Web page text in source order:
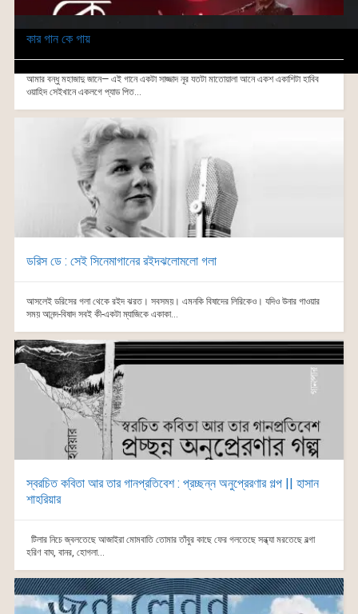
কার গান কে গায়
আমার বন্ধু মহাজাদু জানে— এই গানে একটা সাজ্জাদ নূর যতটা মাতোয়ালা আনে একশ একাশিটা হাবিব
ওয়াহিদ সেইখানে একলগে প্যাড পিত...
ডরিস ডে : সেই সিনেমাগানের রইদঝলোমলো গলা
আসলেই ডরিসের গলা থেকে রইদ ঝরত। সবসময়। এমনকি বিষাদের লিরিকেও। যদিও উনার গাওয়ার
সময় আনন্দ-বিষাদ সবই কী-একটা ম্যাজিকে একাকা...
স্বরচিত কবিতা আর তার গানপ্রতিবেশ : প্রচ্ছন্ন অনুপ্রেরণার গল্প || হাসান
শাহরিয়ার
টিলার নিচে জ্বলতেছে আজাইরা মোমবাতি তোমার তাঁবুর কাছে ফের গলতেছে সন্ধ্যা মরতেছে বল্গা
হরিণ বাঘ, বানর, হোগলা...